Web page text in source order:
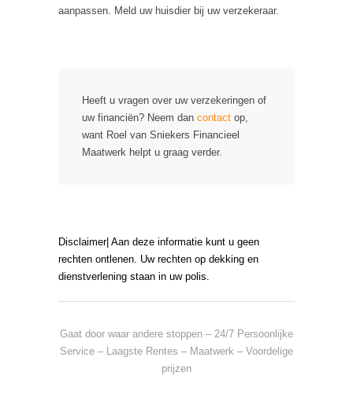
aanpassen. Meld uw huisdier bij uw verzekeraar.
Heeft u vragen over uw verzekeringen of
uw financiën? Neem dan contact op,
want Roel van Sniekers Financieel
Maatwerk helpt u graag verder.
Disclaimer| Aan deze informatie kunt u geen
rechten ontlenen. Uw rechten op dekking en
dienstverlening staan in uw polis.
Gaat door waar andere stoppen – 24/7 Persoonlijke
Service – Laagste Rentes – Maatwerk – Voordelige
prijzen